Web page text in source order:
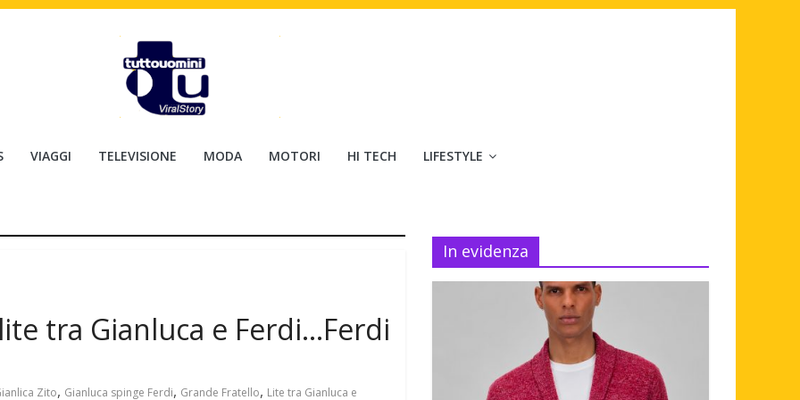
VIAGGI TELEVISIONE MODA MOTORI HI TECH LIFESTYLE
tra Gianluca e Ferdi…Ferdi
Zito, Gianluca spinge Ferdi, Grande Fratello, Lite tra Gianluca e
In evidenza